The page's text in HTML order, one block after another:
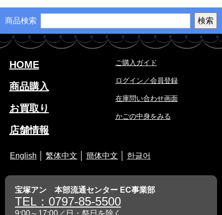
商品検索
HOME
商品購入
お買取り
店舗情報
ご購入ガイド
ログイン／会員登録
在庫問い合わせ画面
かごの中身をみる
English 繁体中文 簡体中文 한글어
宝塚アン 本部流通センター EC事業部
TEL：0797-85-5500
9:00～17:00／日・祭日を除く